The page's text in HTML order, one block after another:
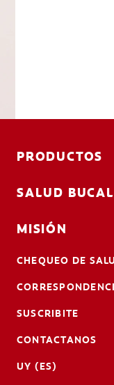
PRODUCTOS
SALUD BUCAL
MISIÓN
CHEQUEO DE
SUSCRIBITE
CONTACTANOS
UY (ES)